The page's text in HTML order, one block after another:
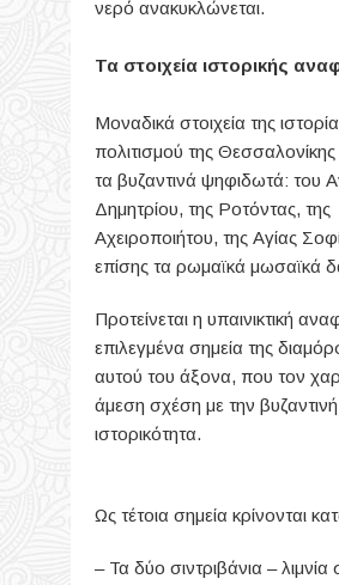
νερό ανακυκλώνεται.
Τα στοιχεία ιστορικής
Μοναδικά στοιχεία της
πολιτισμού της
τα βυζαντινά ψηφιδωτά: του
Δημητρίου, της Ροτόντας, της
Αχειροποιήτου, της Αγίας
επίσης τα ρωμαϊκά μωσαϊκά
Προτείνεται η υπαινικτική
επιλεγμένα σημεία της
αυτού του άξονα, που τον
άμεση σχέση με την βυζαντινή
ιστορικότητα.
Ως τέτοια σημεία κρίνονται
– Τα δύο σιντριβάνια –